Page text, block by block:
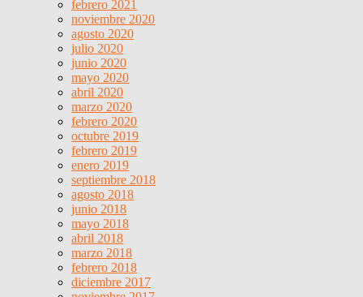
febrero 2021
noviembre 2020
agosto 2020
julio 2020
junio 2020
mayo 2020
abril 2020
marzo 2020
febrero 2020
octubre 2019
febrero 2019
enero 2019
septiembre 2018
agosto 2018
junio 2018
mayo 2018
abril 2018
marzo 2018
febrero 2018
diciembre 2017